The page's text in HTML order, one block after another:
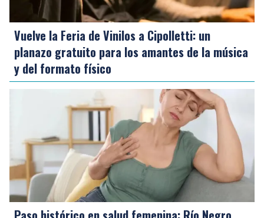
Vuelve la Feria de Vinilos a Cipolletti: un
planazo gratuito para los amantes de la música
y del formato físico